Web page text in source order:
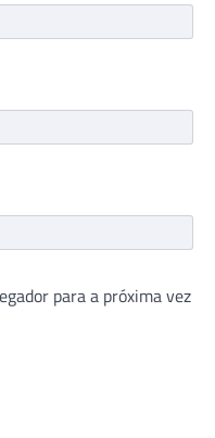
para a próxima vez